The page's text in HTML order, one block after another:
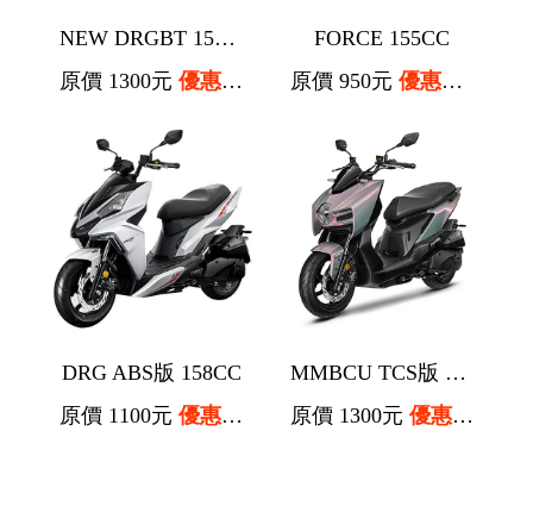
NEW DRGBT 158CC 158
原價 1300元 優惠價 1200元
FORCE 155CC
原價 950元 優惠價 850元
DRG ABS版 158CC
原價 1100元 優惠價 1000元
MMBCU TCS版 158CC
原價 1300元 優惠價 1200元